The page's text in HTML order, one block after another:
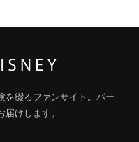
を綴るファンサイト。パー
けします。